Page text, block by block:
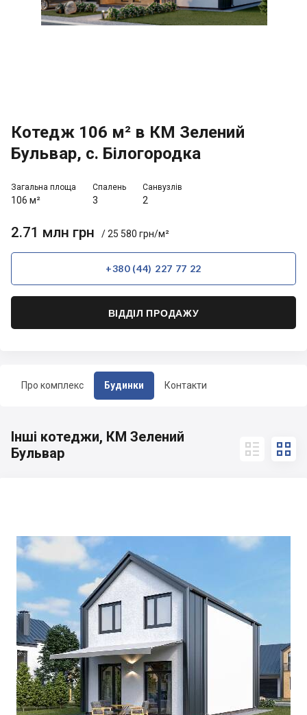
Про комплекс Будинки Контакти
Котедж 106 м² в КМ Зелений
Бульвар, с. Білогородка
Загальна площа
106 м²
Спалень
3
Санвузлів
2
2.71 млн грн / 25 580 грн/м²
+380 (44) 227 77 22
ВІДДІЛ ПРОДАЖУ
Інші котеджи, КМ Зелений
Бульвар
 